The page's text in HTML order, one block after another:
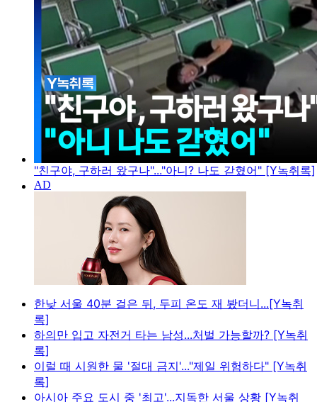
"친구야, 구하러 왔구나"..."아니? 나도 갇혔어" [Y녹취록]
한낮 서울 40분 걸은 뒤, 두피 온도 재 봤더니...[Y녹취
록]
하의만 입고 자전거 타는 남성...처벌 가능할까? [Y녹취
록]
이럴 때 시원한 물 '절대 금지'..."제일 위험하다" [Y녹취
록]
아시아 주요 도시 중 '최고'...지독한 서울 상황 [Y녹취